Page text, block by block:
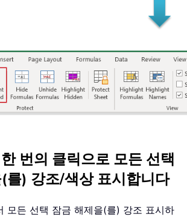
번의 클릭으로 모든 선택
를) 강조/색상 표시합니다
모든 선택 잠금 해제을(를) 강조 표시하